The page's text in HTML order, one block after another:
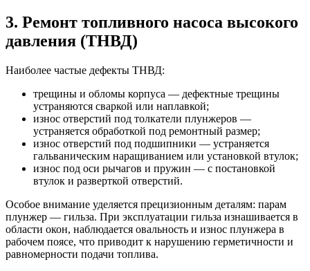
3. Ремонт топливного насоса высокого
давления (ТНВД)
Наиболее частые дефекты ТНВД:
трещины и обломы корпуса — дефектные трещины
устраняются сваркой или наплавкой;
износ отверстий под толкатели плунжеров —
устраняется обработкой под ремонтный размер;
износ отверстий под подшипники — устраняется
гальваническим наращиванием или установкой втулок;
износ под оси рычагов и пружин — с постановкой
втулок и разверткой отверстий.
Особое внимание уделяется прецизионным деталям: парам
плунжер — гильза. При эксплуатации гильза изнашивается в
области окон, наблюдается овальность и износ плунжера в
рабочем поясе, что приводит к нарушению герметичности и
равномерности подачи топлива.